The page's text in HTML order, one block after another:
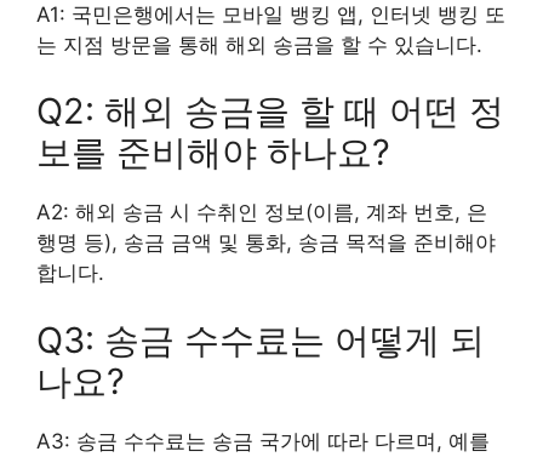
A1: 국민은행에서는 모바일 뱅킹 앱, 인터넷 뱅킹 또
는 지점 방문을 통해 해외 송금을 할 수 있습니다.
Q2: 해외 송금을 할 때 어떤 정
보를 준비해야 하나요?
A2: 해외 송금 시 수취인 정보(이름, 계좌 번호, 은
행명 등), 송금 금액 및 통화, 송금 목적을 준비해야
합니다.
Q3: 송금 수수료는 어떻게 되
나요?
A3: 송금 수수료는 송금 국가에 따라 다르며, 예를